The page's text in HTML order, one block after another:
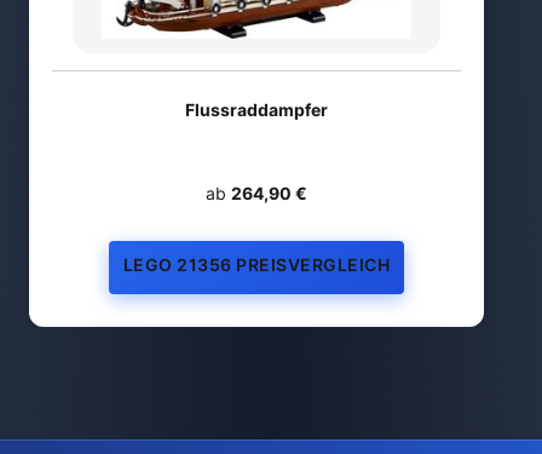
Flussraddampfer
ab 264,90 €
LEGO 21356 PREISVERGLEICH